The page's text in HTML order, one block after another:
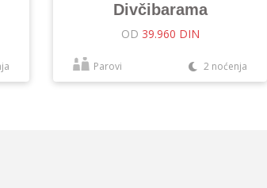
Divčibarama
OD 39.960 DIN
Parovi 2 noćenja